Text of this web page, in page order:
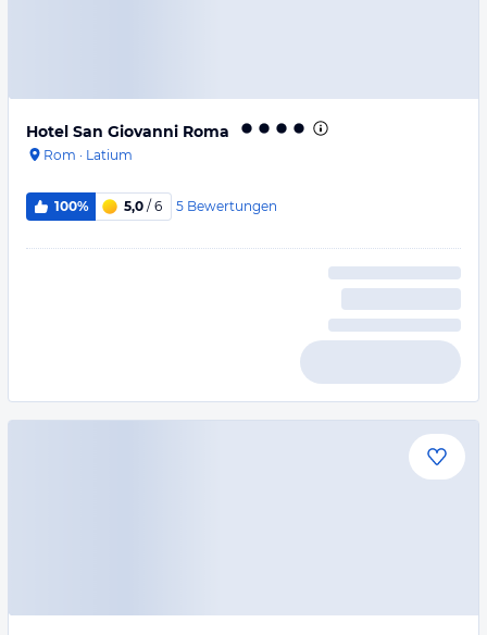
Hotel San Giovanni Roma
Rom · Latium
100% 5,0 / 6 5 Bewertungen